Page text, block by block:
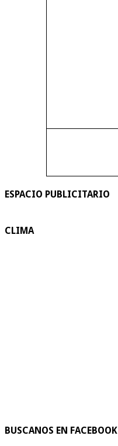
ESPACIO PUBLICITARIO
CLIMA
BUSCANOS EN FACEBOOK